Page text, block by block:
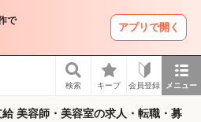
で
アプリで開く
検索 キープ 会員登録 メニュー
美容師・美容室の求人・転職・募